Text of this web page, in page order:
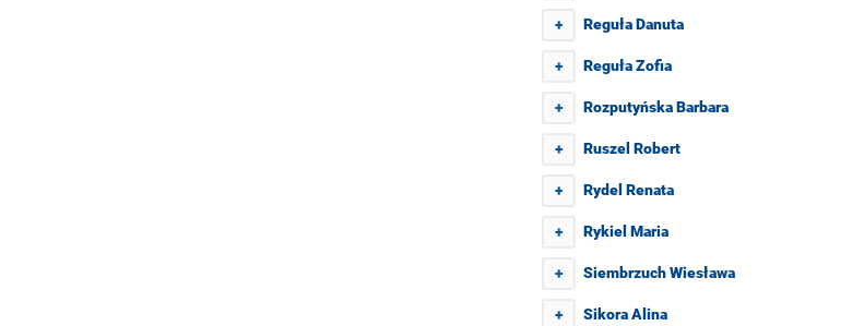
+ Reguła Danuta
+ Reguła Zofia
+ Rozputyńska Barbara
+ Ruszel Robert
+ Rydel Renata
+ Rykiel Maria
+ Siembrzuch Wiesława
+ Sikora Alina